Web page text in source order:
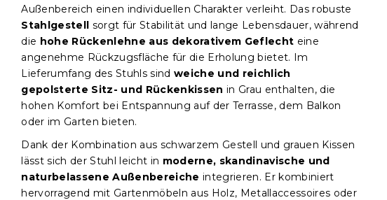
Außenbereich einen individuellen Charakter verleiht. Das robuste
Stahlgestell sorgt für Stabilität und lange Lebensdauer, während
die hohe Rückenlehne aus dekorativem Geflecht eine
angenehme Rückzugsfläche für die Erholung bietet. Im
Lieferumfang des Stuhls sindweiche und reichlich
gepolsterte Sitz- und Rückenkissen in Grau enthalten, die
hohen Komfort bei Entspannung auf der Terrasse, dem Balkon
oder im Garten bieten.
Dank der Kombination aus schwarzem Gestell und grauen Kissen
lässt sich der Stuhl leicht in moderne, skandinavische und
naturbelassene Außenbereiche integrieren. Er kombiniert
hervorragend mit Gartenmöbeln aus Holz, Metallaccessoires oder